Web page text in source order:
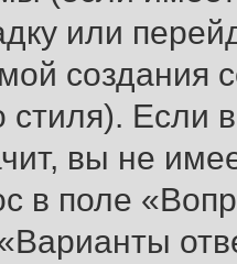
или
создания
стиля). Если
вы не
в поле